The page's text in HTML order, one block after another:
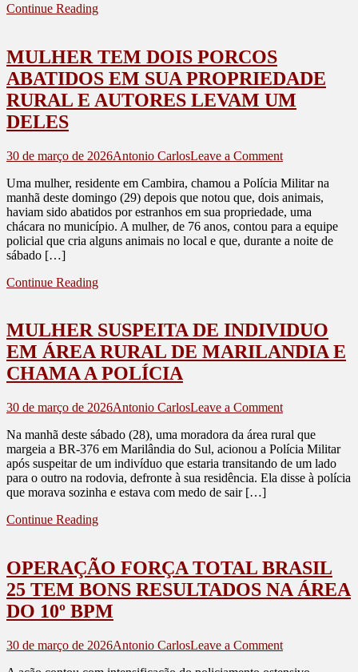
Continue Reading
MULHER TEM DOIS PORCOS
ABATIDOS EM SUA PROPRIEDADE
RURAL E AUTORES LEVAM UM
DELES
30 de março de 2026Antonio CarlosLeave a Commenton
TEM
DOIS
PORCOS
ABATIDOS
EM
LEVAM
UM
DELES
Uma mulher, residente em Cambira, chamou a Polícia Militar na
manhã deste domingo (29) depois que notou que, dois animais,
haviam sido abatidos por estranhos em sua propriedade, uma
chácara no município. A mulher, de 76 anos, contou para a equipe
policial que cria alguns animais no local e que, durante a noite de
sábado […]
Continue Reading
MULHER SUSPEITA DE INDIVIDUO
EM ÁREA RURAL DE MARILANDIA E
CHAMA A POLÍCIA
30 de março de 2026Antonio CarlosLeave a Commenton
SUSPEITA
DE
INDIVIDUO
EM
CHAMA
A
POLÍCIA
Na manhã deste sábado (28), uma moradora da área rural que
margeia a BR-376 em Marilândia do Sul, acionou a Polícia Militar
após suspeitar de um indivíduo que estaria transitando de um lado
para o outro na rodovia, defronte à sua residência. Ela disse à polícia
que morava sozinha e estava com medo de sair […]
Continue Reading
OPERAÇÃO FORÇA TOTAL BRASIL
25 TEM BONS RESULTADOS NA ÁREA
DO 10º BPM
30 de março de 2026Antonio CarlosLeave a Commenton